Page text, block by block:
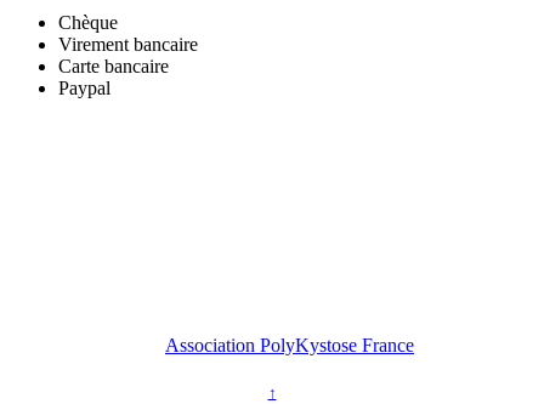
Chèque
Virement bancaire
Carte bancaire
Paypal
Association PolyKystose France
↑